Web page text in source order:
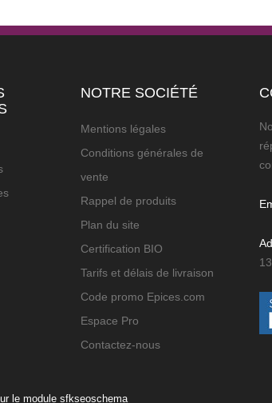
NOTRE SOCIÉTÉ
Mentions légales
Conditions générales de
vente
Rappel de produits
Plan du site
Certification BIO
Tarifs et délais de livraison
Code promo Epices.com
Espace Pro
Contactez-nous
le module sfkseoschema